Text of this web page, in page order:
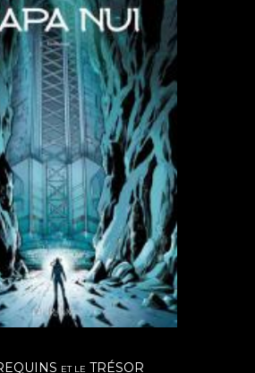
ET LE TRÉSOR